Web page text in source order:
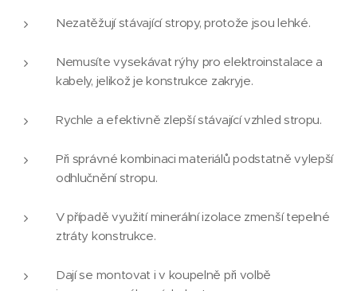
Nezatěžují stávající stropy, protože jsou lehké.
Nemusíte vysekávat rýhy pro elektroinstalace a
kabely, jelikož je konstrukce zakryje.
Rychle a efektivně zlepší stávající vzhled stropu.
Při správné kombinaci materiálů podstatně vylepší
odhlučnění stropu.
V případě využití minerální izolace zmenší tepelné
ztráty konstrukce.
Dají se montovat i v koupelně při volbě